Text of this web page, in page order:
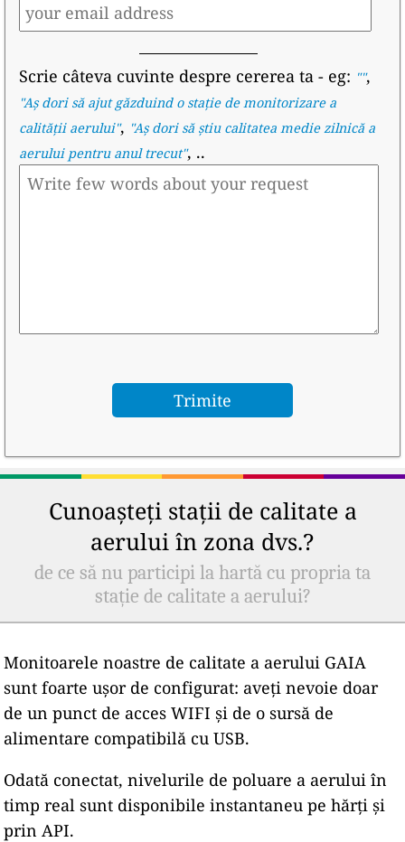
Scrie câteva cuvinte despre cererea ta- eg: "",
"Aș dori să ajut găzduind o stație de monitorizare a
calității aerului", "Aș dori să știu calitatea medie zilnică a
aerului pentru anul trecut", ..
Cunoașteți stații de calitate a
aerului în zona dvs.?
de ce să nu participi la hartă cu propria ta
stație de calitate a aerului?
Monitoarele noastre de calitate a aerului GAIA
sunt foarte ușor de configurat: aveți nevoie doar
de un punct de acces WIFI și de o sursă de
alimentare compatibilă cu USB.
Odată conectat, nivelurile de poluare a aerului în
timp real sunt disponibile instantaneu pe hărți și
prin API.